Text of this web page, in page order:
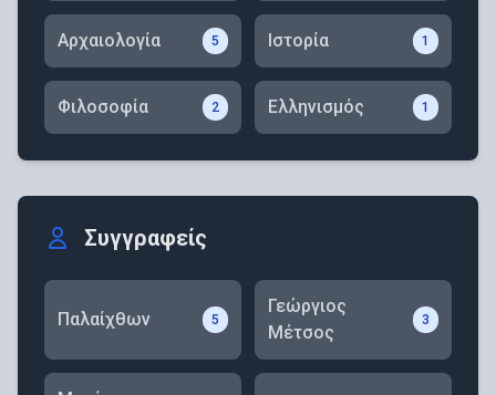
Αρχαιολογία 5 Ιστορία 1
Φιλοσοφία 2 Ελληνισμός 1
Συγγραφείς
Παλαίχθων 5
Γεώργιος
Μέτσος
3